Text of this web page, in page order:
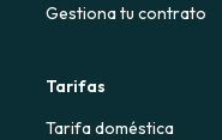
Gestiona tu contrato
Tarifas
Tarifa doméstica